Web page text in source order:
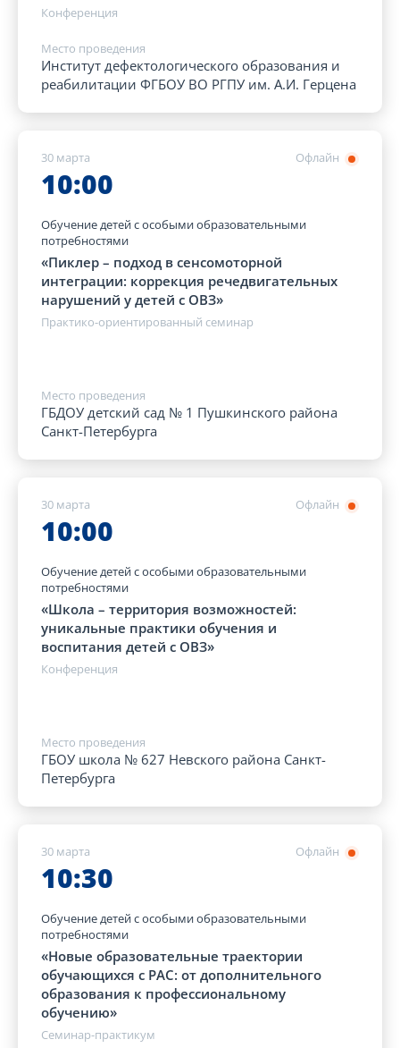
Конференция
Место проведения
Институт дефектологического образования и
реабилитации ФГБОУ ВО РГПУ им. А.И. Герцена
Офлайн
30 марта
10:00
Обучение детей с особыми образовательными
потребностями
«Пиклер – подход в сенсомоторной
интеграции: коррекция речедвигательных
нарушений у детей с ОВЗ»
Практико-ориентированный семинар
Место проведения
ГБДОУ детский сад № 1 Пушкинского района
Санкт-Петербурга
Офлайн
30 марта
10:00
Обучение детей с особыми образовательными
потребностями
«Школа – территория возможностей:
уникальные практики обучения и
воспитания детей с ОВЗ»
Конференция
Место проведения
ГБОУ школа № 627 Невского района Санкт-
Петербурга
Офлайн
30 марта
10:30
Обучение детей с особыми образовательными
потребностями
«Новые образовательные траектории
обучающихся с РАС: от дополнительного
образования к профессиональному
обучению»
Семинар-практикум